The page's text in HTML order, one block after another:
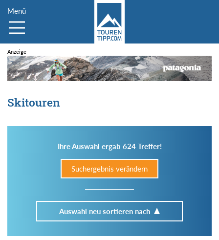
Menü
Skitouren
Ihre Auswahl ergab 624 Treffer!
Suchergebnis verändern
Auswahl neu sortieren nach